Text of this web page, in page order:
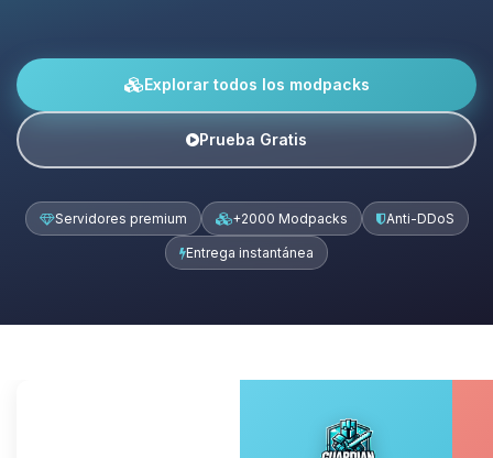
Explorar todos los modpacks
Prueba Gratis
Servidores premium +2000 Modpacks Anti-DDoS
Entrega instantánea